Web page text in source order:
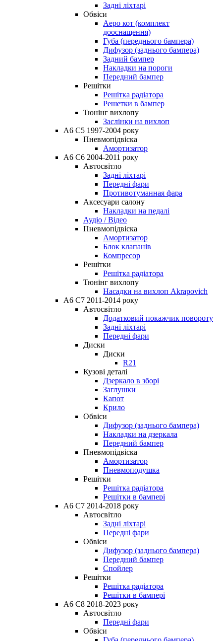
Задні ліхтарі
Обвіси
Аеро кот (комплект
дооснащення)
Губа (переднього бампера)
Дифузор (заднього бампера)
Задний бампер
Накладки на пороги
Передний бампер
Решітки
Решітка радіатора
Решетки в бампер
Тюнінг вихлопу
Заслінки на вихлоп
A6 C5 1997-2004 року
Пневмопідвіска
Амортизатор
A6 C6 2004-2011 року
Автосвітло
Задні ліхтарі
Передні фари
Противотуманная фара
Аксесуари салону
Накладки на педалі
Аудіо / Відео
Пневмопідвіска
Амортизатор
Блок клапанів
Компресор
Решітки
Решітка радіатора
Тюнінг вихлопу
Насадки на вихлоп Akrapovich
A6 C7 2011-2014 року
Автосвітло
Додатковий покажчик повороту
Задні ліхтарі
Передні фари
Диски
Диски
R21
Кузові деталі
Дзеркало в зборі
Заглушки
Капот
Крило
Обвіси
Дифузор (заднього бампера)
Накладки на дзеркала
Передний бампер
Пневмопідвіска
Амортизатор
Пневмоподушка
Решітки
Решітка радіатора
Решітки в бампері
A6 C7 2014-2018 року
Автосвітло
Задні ліхтарі
Передні фари
Обвіси
Дифузор (заднього бампера)
Передний бампер
Спойлер
Решітки
Решітка радіатора
Решітки в бампері
A6 C8 2018-2023 року
Автосвітло
Передні фари
Обвіси